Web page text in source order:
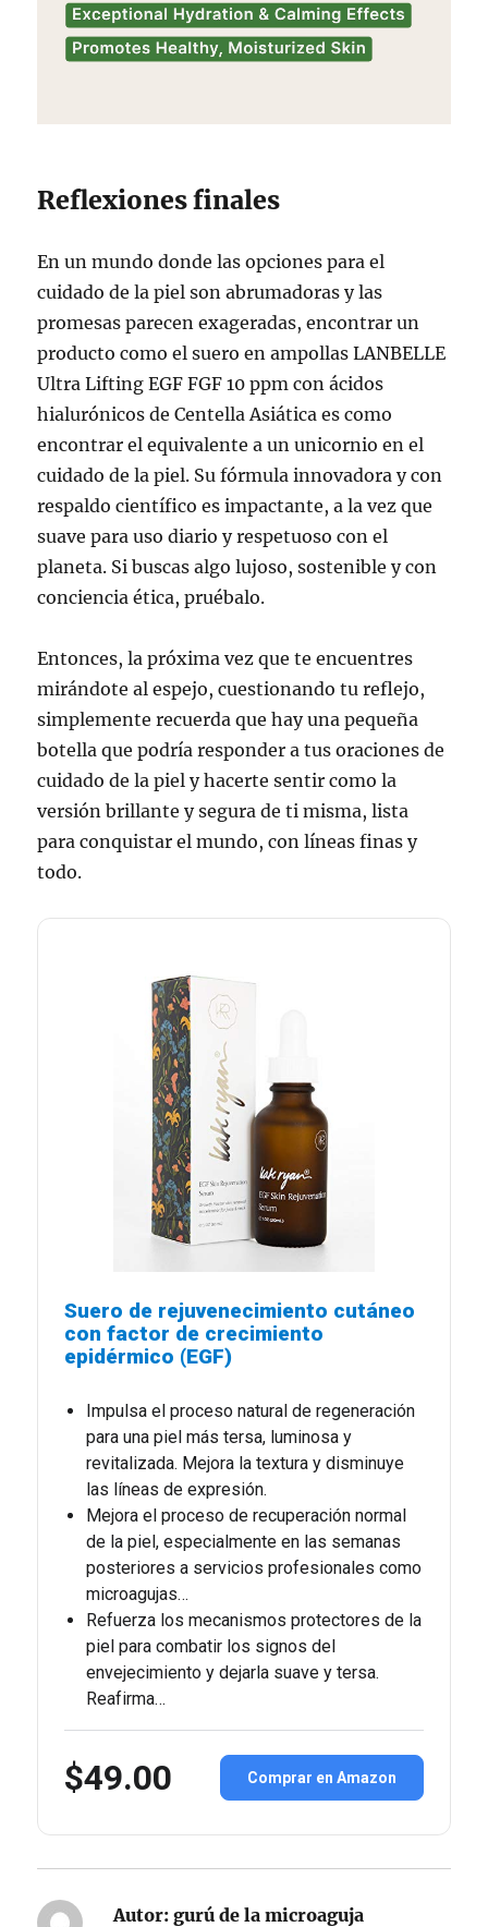
Reflexiones finales
En un mundo donde las opciones para el
cuidado de la piel son abrumadoras y las
promesas parecen exageradas, encontrar un
producto como el suero en ampollas LANBELLE
Ultra Lifting EGF FGF 10 ppm con ácidos
hialurónicos de Centella Asiática es como
encontrar el equivalente a un unicornio en el
cuidado de la piel. Su fórmula innovadora y con
respaldo científico es impactante, a la vez que
suave para uso diario y respetuoso con el
planeta. Si buscas algo lujoso, sostenible y con
conciencia ética, pruébalo.
Entonces, la próxima vez que te encuentres
mirándote al espejo, cuestionando tu reflejo,
simplemente recuerda que hay una pequeña
botella que podría responder a tus oraciones de
cuidado de la piel y hacerte sentir como la
versión brillante y segura de ti misma, lista
para conquistar el mundo, con líneas finas y
todo.
Suero de rejuvenecimiento cutáneo
con factor de crecimiento
epidérmico (EGF)
Impulsa el proceso natural de regeneración
para una piel más tersa, luminosa y
revitalizada. Mejora la textura y disminuye
las líneas de expresión.
Mejora el proceso de recuperación normal
de la piel, especialmente en las semanas
posteriores a servicios profesionales como
microagujas…
Refuerza los mecanismos protectores de la
piel para combatir los signos del
envejecimiento y dejarla suave y tersa.
Reafirma…
$49.00 Comprar en Amazon
Autor: gurú de la microaguja